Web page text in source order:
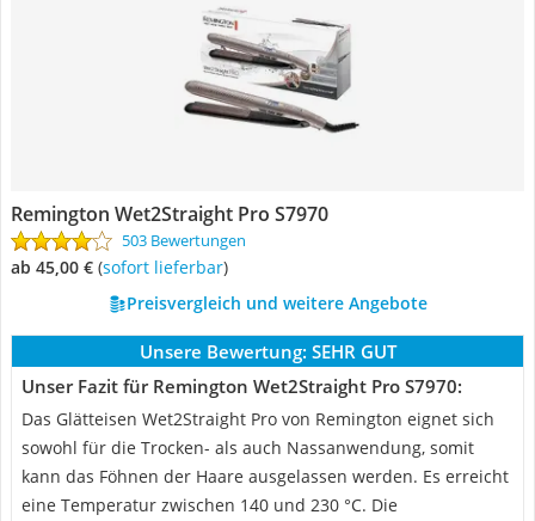
Remington Wet2Straight Pro S7970
503 Bewertungen
ab 45,00 € ( Sofort lieferbar)
Preisvergleich und weitere Angebote
Unsere Bewertung: SEHR GUT
Unser Fazit für Remington Wet2Straight Pro S7970:
Das Glätteisen Wet2Straight Pro von Remington eignet sich
sowohl für die Trocken- als auch Nassanwendung, somit
kann das Föhnen der Haare ausgelassen werden. Es erreicht
eine Temperatur zwischen 140 und 230 °C. Die